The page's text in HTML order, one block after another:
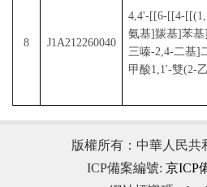
8 J1A212260040
4,4'-[[6-[[4-
氨基]羰基]苯
三嗪-2,4-二基]
甲酸1,1'-雙(2-
版權所有：中華人民共
ICP備案編號: 京ICP